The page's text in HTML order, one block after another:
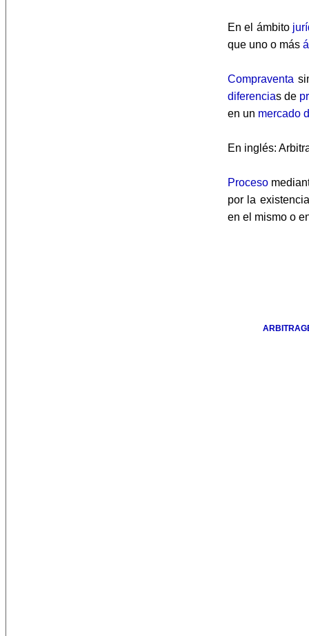
En el ámbito
que uno o más
Compraventa
diferencias de
en un mercado
En inglés:
Proceso
por la
en el mismo o